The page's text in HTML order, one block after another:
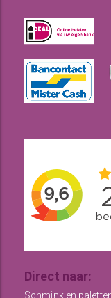
Direct naar:
Schmink en